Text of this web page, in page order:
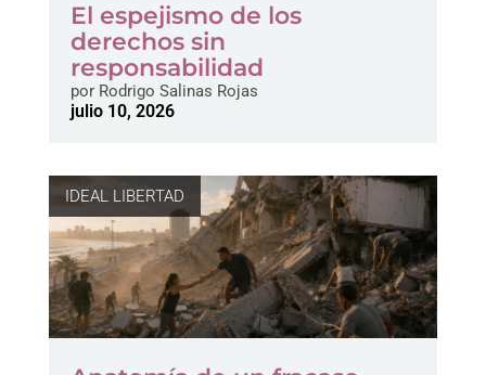
El espejismo de los
derechos sin
responsabilidad
porRodrigo Salinas Rojas
julio 10, 2026
IDEAL LIBERTAD